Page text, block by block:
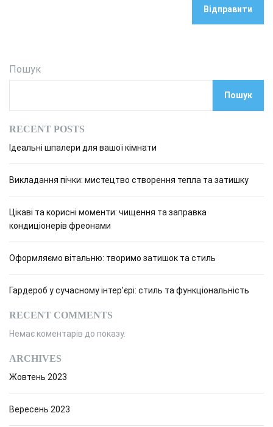
Пошук
Пошук
RECENT POSTS
Ідеальні шпалери для вашої кімнати
Викладання пічки: мистецтво створення тепла та затишку
Цікаві та корисні моменти: чищення та заправка
кондиціонерів фреонами
Оформляємо вітальню: творимо затишок та стиль
Гардероб у сучасному інтер’єрі: стиль та функціональність
RECENT COMMENTS
Немає коментарів до показу.
ARCHIVES
Жовтень 2023
Вересень 2023